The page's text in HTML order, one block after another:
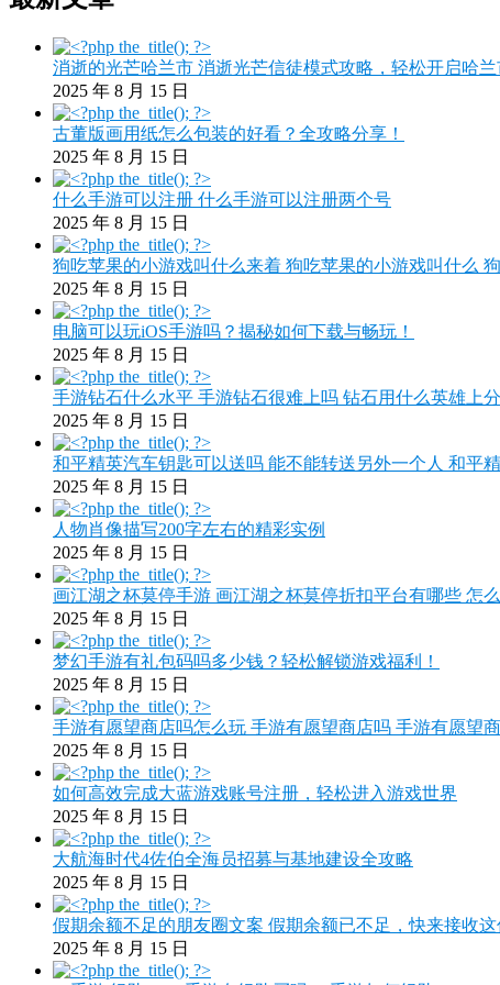
消逝的光芒哈兰市 消逝光芒信徒模式攻略，轻松开启哈
2025 年 8 月 15 日
古董版画用纸怎么包装的好看？全攻略分享！
2025 年 8 月 15 日
什么手游可以注册 什么手游可以注册两个号
2025 年 8 月 15 日
狗吃苹果的小游戏叫什么来着 狗吃苹果的小游戏叫什么
2025 年 8 月 15 日
电脑可以玩iOS手游吗？揭秘如何下载与畅玩！
2025 年 8 月 15 日
手游钻石什么水平 手游钻石很难上吗 钻石用什么英雄上
2025 年 8 月 15 日
和平精英汽车钥匙可以送吗 能不能转送另外一个人 和平
2025 年 8 月 15 日
人物肖像描写200字左右的精彩实例
2025 年 8 月 15 日
画江湖之杯莫停手游 画江湖之杯莫停折扣平台有哪些 怎
2025 年 8 月 15 日
梦幻手游有礼包码吗多少钱？轻松解锁游戏福利！
2025 年 8 月 15 日
手游有愿望商店吗怎么玩 手游有愿望商店吗 手游有愿望
2025 年 8 月 15 日
如何高效完成大蓝游戏账号注册，轻松进入游戏世界
2025 年 8 月 15 日
大航海时代4佐伯全海员招募与基地建设全攻略
2025 年 8 月 15 日
假期余额不足的朋友圈文案 假期余额已不足，快来接收
2025 年 8 月 15 日